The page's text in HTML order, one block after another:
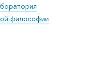
философии